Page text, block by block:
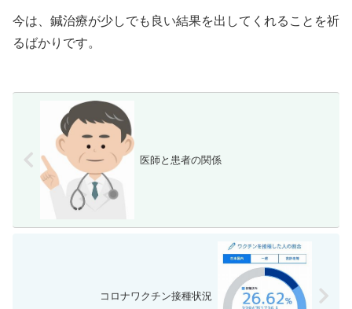
今は、鍼治療が少しでも良い結果を出してくれることを祈
るばかりです。
医師と患者の関係
コロナワクチン接種状況